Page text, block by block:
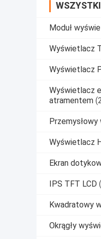
Moduł
Wyświetlacz
Wyświetlacz
Wyświetlacz
atramentem
Wyświetlacz
Ekran
IPS TFT LCD
Kwadratowy
Okrągły